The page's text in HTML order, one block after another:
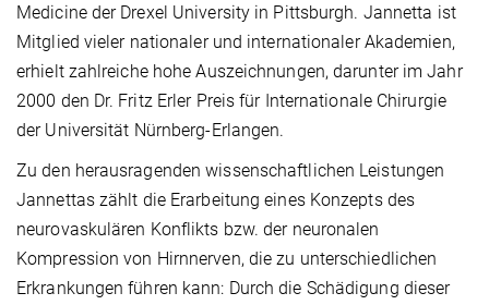
Medicine der Drexel University in Pittsburgh. Jannetta ist
Mitglied vieler nationaler und internationaler Akademien,
erhielt zahlreiche hohe Auszeichnungen, darunter im Jahr
2000 den Dr. Fritz Erler Preis für Internationale Chirurgie
der Universität Nürnberg-Erlangen.
Zu den herausragenden wissenschaftlichen Leistungen
Jannettas zählt die Erarbeitung eines Konzepts des
neurovaskulären Konflikts bzw. der neuronalen
Kompression von Hirnnerven, die zu unterschiedlichen
Erkrankungen führen kann: Durch die Schädigung dieser